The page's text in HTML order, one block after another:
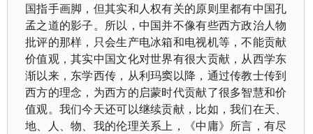
国指手画脚，但其实和人权有关的原则里都有中国孔
孟之道的影子。所以，中国并不像有些西方政治人物
批评的那样，只会生产电冰箱和电视机等，不能贡献
价值观，其实中国文化对世界有很大贡献，从西学东
渐以来，东学西传，从利玛窦以降，通过传教士传到
西方的理念，为西方的启蒙时代贡献了很多智慧和价
值观。我们今天还可以继续贡献，比如，我们在天、
地、人、物、我的伦理关系上，《中庸》所言，有尽